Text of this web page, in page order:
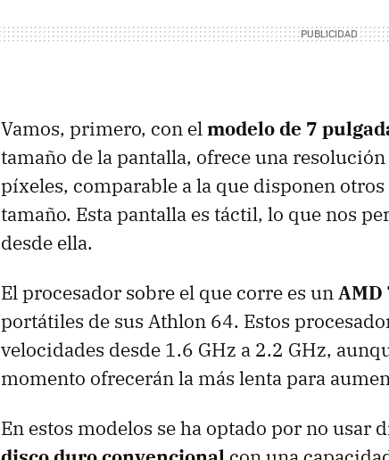
Vamos, primero, con elmodelo de 7
tamaño de la pantalla, ofrece una
píxeles, comparable a la que disponen
tamaño. Esta pantalla es táctil, lo que nos
desde ella.
El procesador sobre el que corre es un
portátiles de sus Athlon 64. Estos
velocidades desde 1.6 GHz a 2.2 GHz,
momento ofrecerán la más lenta para
En estos modelos se ha optado por no usar